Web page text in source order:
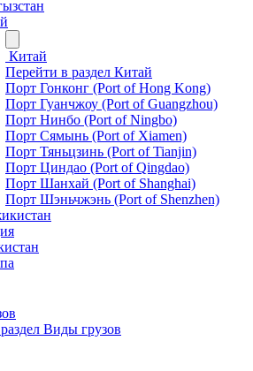
Китай
Перейти в раздел Китай
Порт Гонконг (Port of Hong Kong)
Порт Гуанчжоу (Port of Guangzhou)
Порт Нинбо (Port of Ningbo)
Порт Сямынь (Port of Xiamen)
Порт Тяньцзинь (Port of Tianjin)
Порт Циндао (Port of Qingdao)
Порт Шанхай (Port of Shanghai)
Порт Шэньчжэнь (Port of Shenzhen)
Виды грузов